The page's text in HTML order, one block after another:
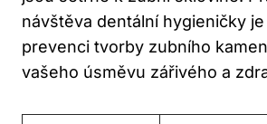
návštěva dentální hygieničky
prevenci tvorby zubního
vašeho úsměvu zářivého a